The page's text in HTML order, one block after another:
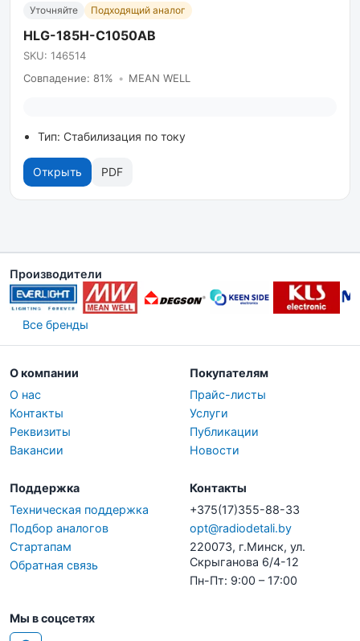
Уточняйте Подходящий аналог
HLG-185H-C1050AB
SKU: 146514
Совпадение: 81% • MEAN WELL
Тип: Стабилизация по току
Открыть PDF
Производители
Все бренды
О компании
О нас
Контакты
Реквизиты
Вакансии
Покупателям
Прайс-листы
Услуги
Публикации
Новости
Поддержка
Техническая поддержка
Подбор аналогов
Стартапам
Обратная связь
Контакты
+375(17)355-88-33
opt@radiodetali.by
220073, г.Минск, ул.
Скрыганова 6/4-12
Пн-Пт: 9:00 – 17:00
Мы в соцсетях